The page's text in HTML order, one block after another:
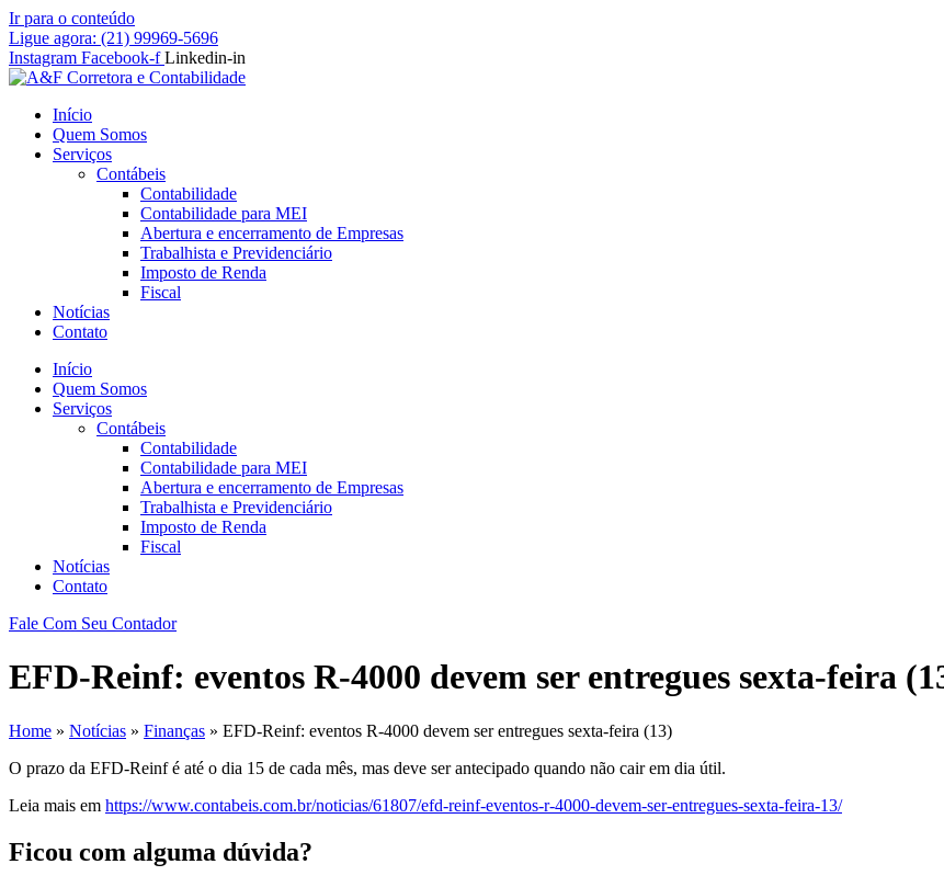
Ir para o conteúdo
Ligue agora: (21) 99969-5696
Instagram Facebook-f Linkedin-in
Início
Quem Somos
Serviços
Contábeis
Contabilidade
Contabilidade para MEI
Abertura e encerramento de Empresas
Trabalhista e Previdenciário
Imposto de Renda
Fiscal
Notícias
Contato
Início
Quem Somos
Serviços
Contábeis
Contabilidade
Contabilidade para MEI
Abertura e encerramento de Empresas
Trabalhista e Previdenciário
Imposto de Renda
Fiscal
Notícias
Contato
Fale Com Seu Contador
EFD-Reinf: eventos R-4000 devem ser entregues sexta-feira
Home » Notícias » Finanças » EFD-Reinf: eventos R-4000 devem ser entregues sexta-feira (13)
O prazo da EFD-Reinf é até o dia 15 de cada mês, mas deve ser antecipado quando não cair em dia útil.
Leia mais em https://www.contabeis.com.br/noticias/61807/efd-reinf-eventos-r-4000-devem-ser-entregues-sexta-feira-13/
Ficou com alguma dúvida?